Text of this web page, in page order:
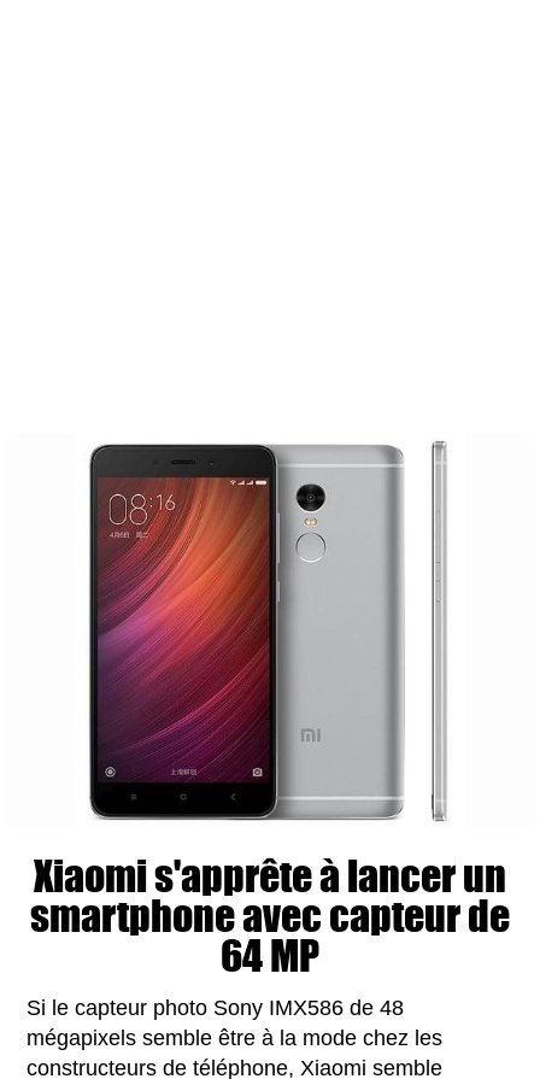
Xiaomi s'apprête à lancer un
smartphone avec capteur de
64 MP
Si le capteur photo Sony IMX586 de 48
mégapixels semble être à la mode chez les
constructeurs de téléphone, Xiaomi semble